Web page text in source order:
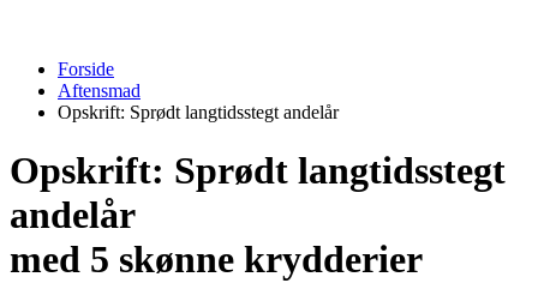
Forside
Aftensmad
Opskrift: Sprødt langtidsstegt andelår
Opskrift: Sprødt langtidsstegt
andelår
med 5 skønne krydderier